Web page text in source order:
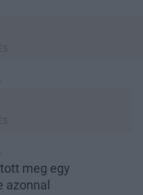
meg egy
azonnal